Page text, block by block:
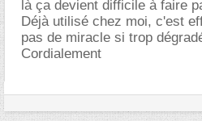
là ça devient difficile à faire
Déjà utilisé chez moi, c'est
pas de miracle si trop
Cordialement